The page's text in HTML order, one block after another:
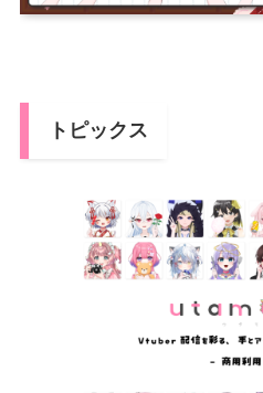
トピックス